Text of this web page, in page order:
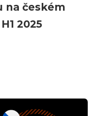
na českém
2025